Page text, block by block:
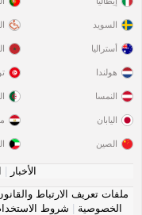
السويد
أستراليا
هولندا
النمسا
اليابان
الصين
الأخبار
ملفات تعريف الارتباط
الخصوصية
شروط